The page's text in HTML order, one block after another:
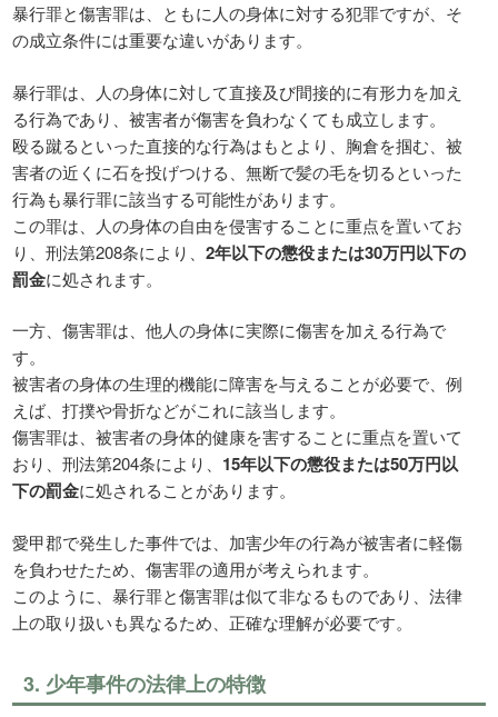
暴行罪と傷害罪は、ともに人の身体に対する犯罪ですが、そ
の成立条件には重要な違いがあります。
暴行罪は、人の身体に対して直接及び間接的に有形力を加え
る行為であり、被害者が傷害を負わなくても成立します。
殴る蹴るといった直接的な行為はもとより、胸倉を掴む、被
害者の近くに石を投げつける、無断で髪の毛を切るといった
行為も暴行罪に該当する可能性があります。
この罪は、人の身体の自由を侵害することに重点を置いてお
り、刑法第208条により、2年以下の懲役または30万円以下の
罰金に処されます。
一方、傷害罪は、他人の身体に実際に傷害を加える行為で
す。
被害者の身体の生理的機能に障害を与えることが必要で、例
えば、打撲や骨折などがこれに該当します。
傷害罪は、被害者の身体的健康を害することに重点を置いて
おり、刑法第204条により、 15年以下の懲役または50万円以
下の罰金に処されることがあります。
愛甲郡で発生した事件では、加害少年の行為が被害者に軽傷
を負わせたため、傷害罪の適用が考えられます。
このように、暴行罪と傷害罪は似て非なるものであり、法律
上の取り扱いも異なるため、正確な理解が必要です。
3. 少年事件の法律上の特徴